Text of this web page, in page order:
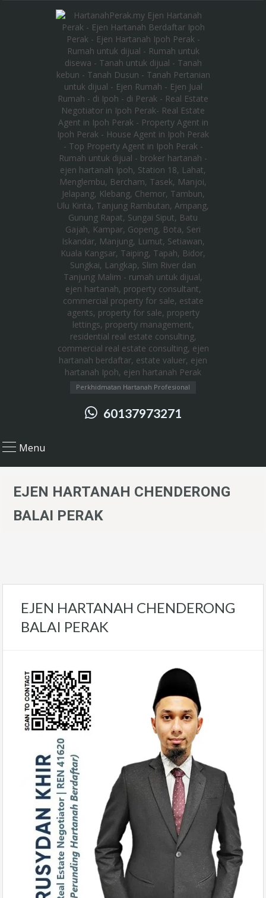
Perkhidmatan Hartanah Profesional
60137973271
Menu
EJEN HARTANAH CHENDERONG
BALAI PERAK
EJEN HARTANAH CHENDERONG
BALAI PERAK